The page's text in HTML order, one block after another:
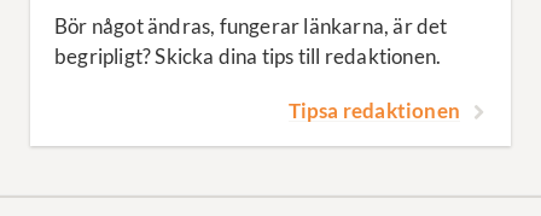
Bör något ändras, fungerar länkarna, är det
begripligt? Skicka dina tips till redaktionen.
Tipsa redaktionen